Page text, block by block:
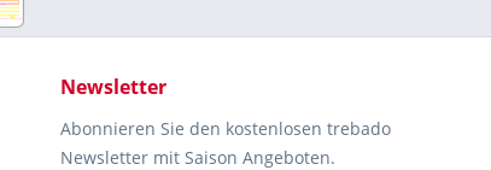
Newsletter
Abonnieren Sie den kostenlosen trebado
Newsletter mit Saison Angeboten.